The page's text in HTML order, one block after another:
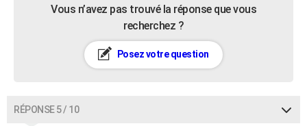
Vous n’avez pas trouvé la réponse que vous
recherchez ?
Posez votre question
RÉPONSE 5 / 10